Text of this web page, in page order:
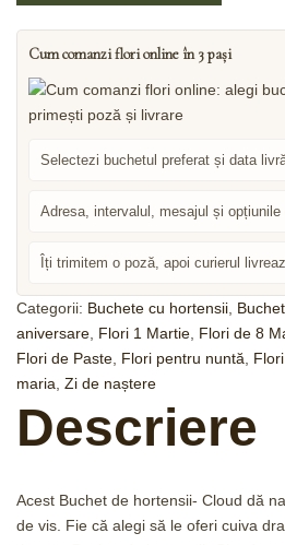
Cum comanzi flori online în 3 pași
Selectezi buchetul preferat și data
Adresa, intervalul, mesajul și opțiunile
Îți trimitem o poză, apoi curierul
Categorii: Buchete cu hortensii
aniversare Flori 1 Martie Flori de 8
Flori de Paste Flori pentru nuntă
maria Zi de naștere
Descriere
Acest Buchet de hortensii- Cloud dă
de vis. Fie că alegi să le oferi cuiva